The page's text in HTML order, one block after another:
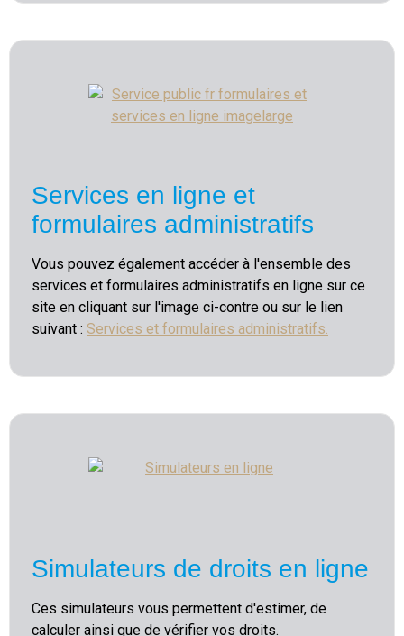
Services en ligne et
formulaires administratifs
Vous pouvez également accéder à l'ensemble des
services et formulaires administratifs en ligne sur ce
site en cliquant sur l'image ci-contre ou sur le lien
suivant : Services et formulaires administratifs
Simulateurs de droits en ligne
Ces simulateurs vous permettent d'estimer, de
calculer ainsi que de vérifier vos droits.